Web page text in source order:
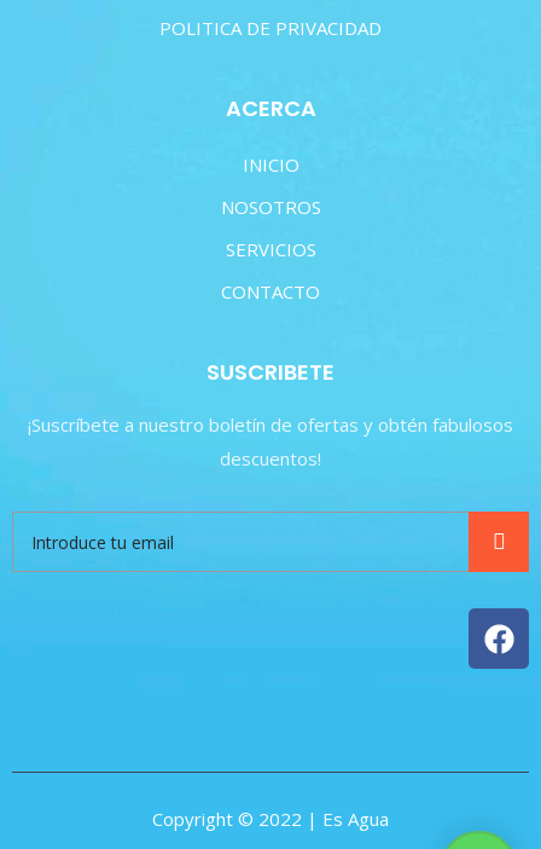
POLITICA DE PRIVACIDAD
ACERCA
INICIO
NOSOTROS
SERVICIOS
CONTACTO
SUSCRIBETE
¡Suscríbete a nuestro boletín de ofertas y obtén fabulosos
descuentos!
Copyright © 2022 | Es Agua